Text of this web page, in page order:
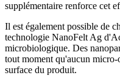
supplémentaire renforce cet
Il est également possible de
technologie NanoFelt Ag
microbiologique. Des
tout moment qu'aucun
surface du produit.